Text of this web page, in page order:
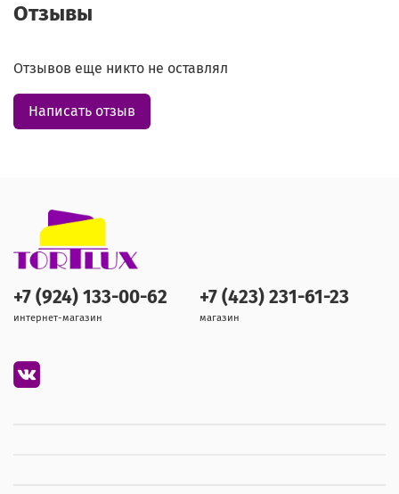
Отзывы
Отзывов еще никто не оставлял
Написать отзыв
+7 (924) 133-00-62
интернет-магазин
+7 (423) 231-61-23
магазин